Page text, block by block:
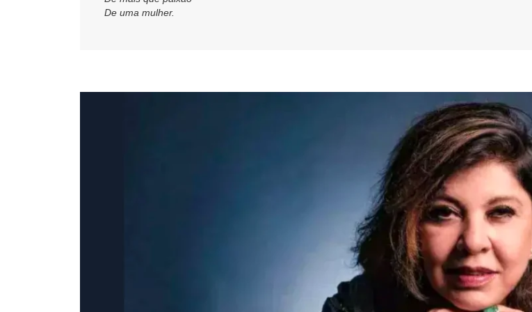
De uma mulher.